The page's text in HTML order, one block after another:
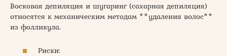
Восковая депиляция и шугаринг (сахарная депиляция)
относятся к механическим методам **удаления волос**
из фолликула.
Риски: